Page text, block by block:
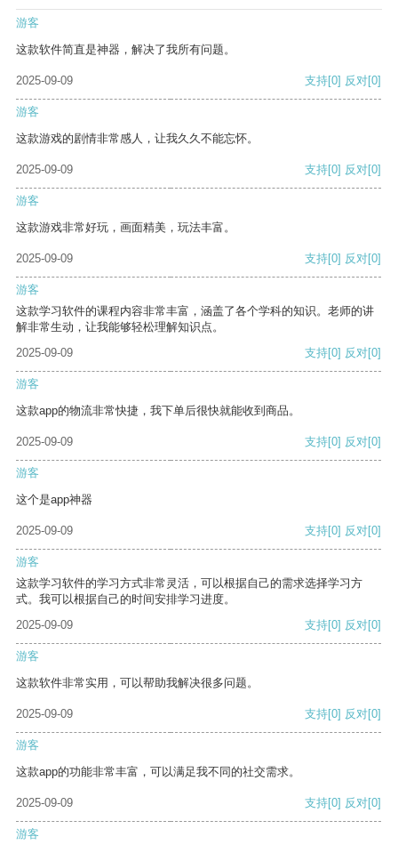
游客
这款软件简直是神器，解决了我所有问题。
2025-09-09 支持[0] 反对[0]
游客
这款游戏的剧情非常感人，让我久久不能忘怀。
2025-09-09 支持[0] 反对[0]
游客
这款游戏非常好玩，画面精美，玩法丰富。
2025-09-09 支持[0] 反对[0]
游客
这款学习软件的课程内容非常丰富，涵盖了各个学科的知识。老师的讲
解非常生动，让我能够轻松理解知识点。
2025-09-09
支持[0] 反对[0]
游客
这款app的物流非常快捷，我下单后很快就能收到商品。
2025-09-09 支持[0] 反对[0]
游客
这个是app神器
2025-09-09 支持[0] 反对[0]
游客
这款学习软件的学习方式非常灵活，可以根据自己的需求选择学习方
式。我可以根据自己的时间安排学习进度。
2025-09-09
支持[0] 反对[0]
游客
这款软件非常实用，可以帮助我解决很多问题。
2025-09-09 支持[0] 反对[0]
游客
这款app的功能非常丰富，可以满足我不同的社交需求。
2025-09-09 支持[0] 反对[0]
游客